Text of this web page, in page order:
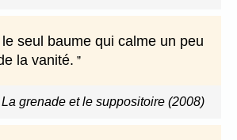
seul baume qui calme un peu
la vanité.
La grenade et le suppositoire (2008)